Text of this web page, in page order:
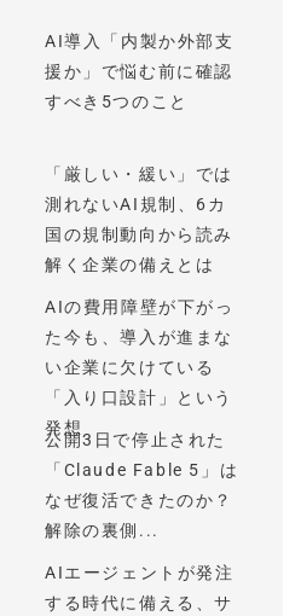
AI導入「内製か外部支
援か」で悩む前に確認
すべき5つのこと
「厳しい・緩い」では
測れないAI規制、6カ
国の規制動向から読み
解く企業の備えとは
AIの費用障壁が下がっ
た今も、導入が進まな
い企業に欠けている
「入り口設計」という
発想
公開3日で停止された
「Claude Fable 5」は
なぜ復活できたのか？
解除の裏側...
AIエージェントが発注
する時代に備える、サ